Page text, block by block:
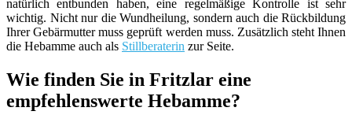
natürlich entbunden haben, eine regelmäßige Kontrolle ist sehr
wichtig. Nicht nur die Wundheilung, sondern auch die Rückbildung
Ihrer Gebärmutter muss geprüft werden muss. Zusätzlich steht Ihnen
die Hebamme auch als Stillberaterin zur Seite.
Wie finden Sie in Fritzlar eine
empfehlenswerte Hebamme?